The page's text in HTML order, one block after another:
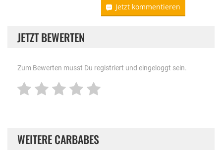
Jetzt kommentieren
JETZT BEWERTEN
Zum Bewerten musst Du registriert und eingeloggt sein.
WEITERE CARBABES